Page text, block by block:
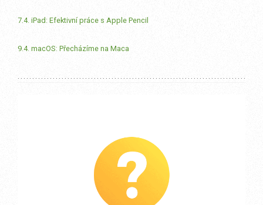
7.4. iPad: Efektivní práce s Apple Pencil
9.4. macOS: Přecházíme na Maca